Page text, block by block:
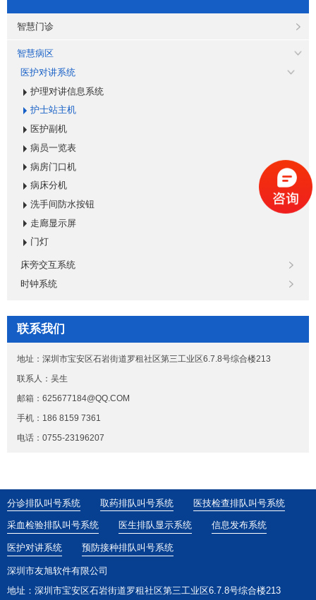
智慧门诊
智慧病区
医护对讲系统
护理对讲信息系统
护士站主机
医护副机
病员一览表
病房门口机
病床分机
洗手间防水按钮
走廊显示屏
门灯
床旁交互系统
时钟系统
联系我们
地址：深圳市宝安区石岩街道罗租社区第三工业区6.7.8号综合楼213
联系人：吴生
邮箱：625677184@QQ.COM
手机：186 8159 7361
电话：0755-23196207
分诊排队叫号系统 取药排队叫号系统 医技检查排队叫号系统
采血检验排队叫号系统 医生排队显示系统 信息发布系统
医护对讲系统 预防接种排队叫号系统
深圳市友旭软件有限公司
地址：深圳市宝安区石岩街道罗租社区第三工业区6.7.8号综合楼213